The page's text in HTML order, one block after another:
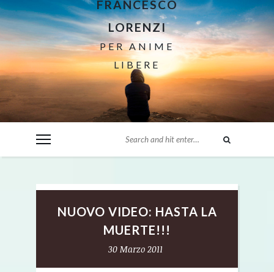
FRANCESCO
LORENZI
PER ANIME
LIBERE
NUOVO VIDEO: HASTA LA
MUERTE!!!
30 Marzo 2011